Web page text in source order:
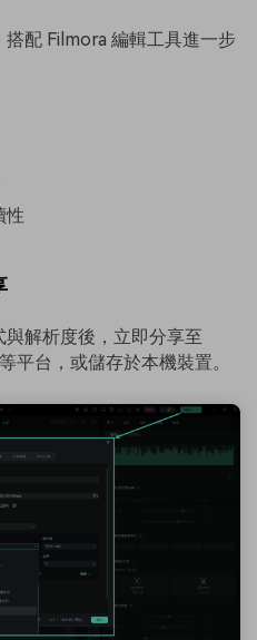
配 Filmora 編輯工具進一步
性
與解析度後，立即分享至
等平台，或儲存於本機裝置。